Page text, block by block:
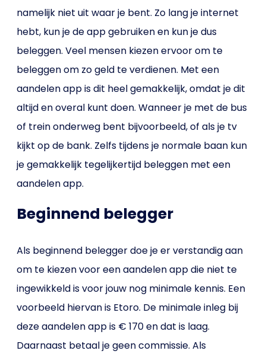
namelijk niet uit waar je bent. Zo lang je internet
hebt, kun je de app gebruiken en kun je dus
beleggen. Veel mensen kiezen ervoor om te
beleggen om zo geld te verdienen. Met een
aandelen app is dit heel gemakkelijk, omdat je dit
altijd en overal kunt doen. Wanneer je met de bus
of trein onderweg bent bijvoorbeeld, of als je tv
kijkt op de bank. Zelfs tijdens je normale baan kun
je gemakkelijk tegelijkertijd beleggen met een
aandelen app.
Beginnend belegger
Als beginnend belegger doe je er verstandig aan
om te kiezen voor een aandelen app die niet te
ingewikkeld is voor jouw nog minimale kennis. Een
voorbeeld hiervan is Etoro. De minimale inleg bij
deze aandelen app is € 170 en dat is laag.
Daarnaast betaal je geen commissie. Als